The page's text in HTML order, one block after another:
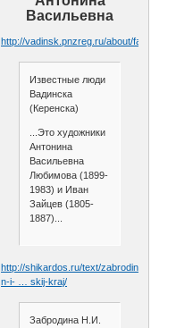
Васильевна
http://vadinsk.pnzreg.ru/about/
Известные люди
Вадинска
(Керенска)
...Это художники
Антонина
Васильевна
Любимова (1899-
1983) и Иван
Зайцев (1805-
1887)...
http://shikardos.ru/text/zabrodina-
n-i- … skij-kraj/
Забродина Н.И.